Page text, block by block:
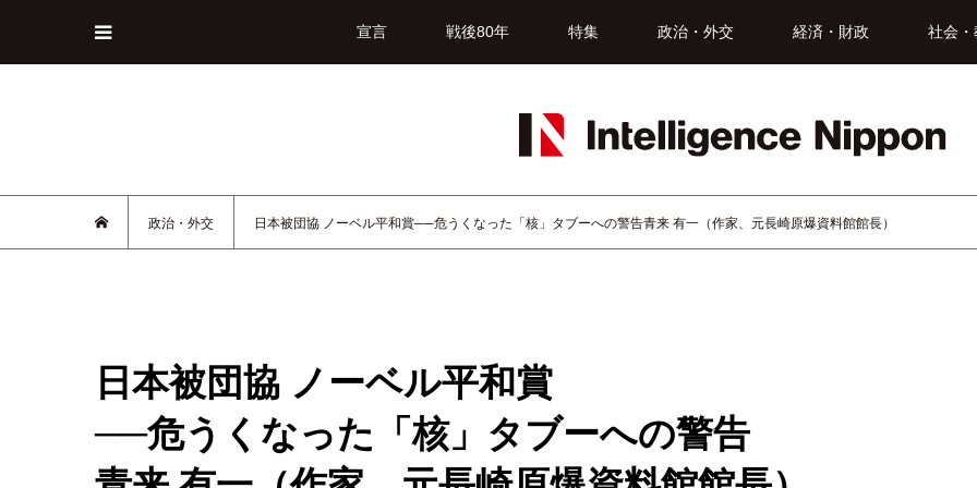
宣言 戦後80年 特集 政治・外交 経済・財政 社会・
政治・外交 日本被団協 ノーベル平和賞──危うくなった「核」タブーへの警告青来 有一（作家、元長崎原爆資料館館長）
日本被団協 ノーベル平和賞
──危うくなった「核」タブーへの警告